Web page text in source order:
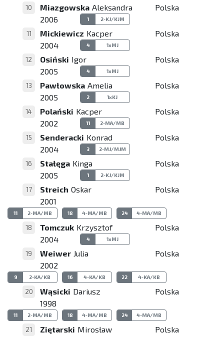
10 Miazgowska Aleksandra
Polska
2006
1 2-KJ/KJM
11 Mickiewicz Kacper
Polska
2004
4 1xMJ
12 Osiński Igor
Polska
2005
4 1xMJ
13 Pawłowska Amelia
Polska
2005
2 1xKJ
14 Polański Kacper
Polska
2002
11 2-MA/MB
15 Senderacki Konrad
Polska
2004
3 2-MJ/MJM
16 Stałęga Kinga
Polska
2005
1 2-KJ/KJM
17 Streich Oskar
Polska
2001
11 2-MA/MB 18 4-MA/MB 24 4-MA/MB
18 Tomczuk Krzysztof
Polska
2004
4 1xMJ
19 Weiwer Julia
Polska
2002
9 2-KA/KB 16 4-KA/KB 22 4-KA/KB
20 Wąsicki Dariusz
Polska
1998
11 2-MA/MB 18 4-MA/MB 24 4-MA/MB
21 Ziętarski Mirosław
Polska